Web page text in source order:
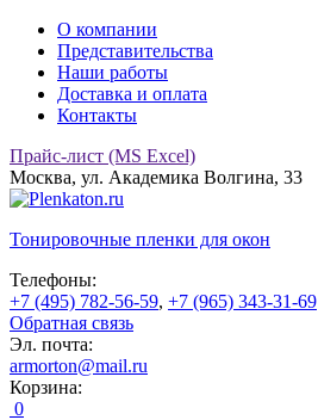
О компании
Представительства
Наши работы
Доставка и оплата
Контакты
Прайс-лист (MS Excel)
Москва, ул. Академика Волгина, 33
Тонировочные пленки для окон
Телефоны:
+7 (495) 782-56-59, +7 (965) 343-31-69
Обратная связь
Эл. почта:
armorton@mail.ru
Корзина:
0